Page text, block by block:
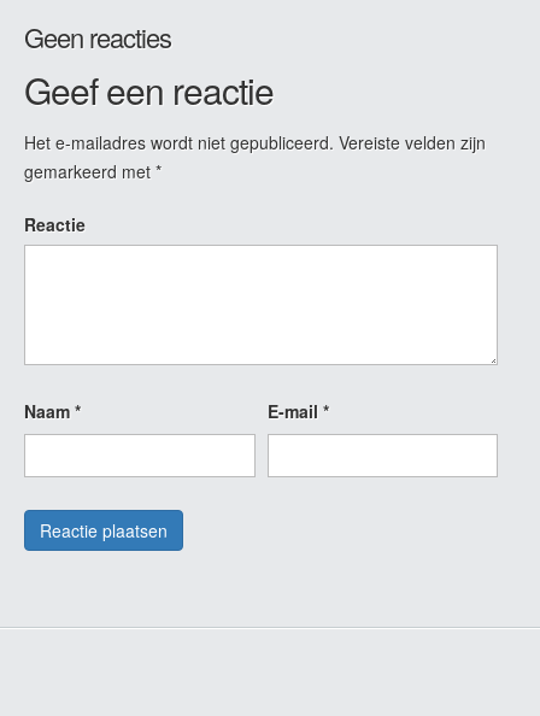
Geen reacties
Geef een reactie
Het e-mailadres wordt niet gepubliceerd. Vereiste velden zijn
gemarkeerd met *
Reactie
Naam * E-mail *